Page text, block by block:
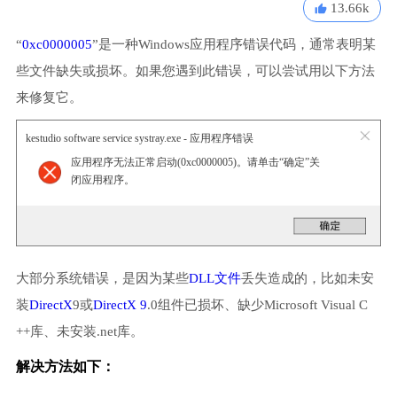
13.66k
“0xc0000005”是一种Windows应用程序错误代码，通常表明某
些文件缺失或损坏。如果您遇到此错误，可以尝试用以下方法
来修复它。
kestudio software service systray.exe - 应用程序错误
应用程序无法正常启动(0xc0000005)。请单击“确定”关
闭应用程序。
大部分系统错误，是因为某些DLL文件丢失造成的，比如未安
装DirectX9或DirectX 9.0组件已损坏、缺少Microsoft Visual C
++库、未安装.net库。
解决方法如下：